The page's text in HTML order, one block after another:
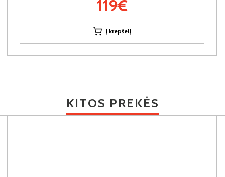
119€
Į krepšelį
KITOS PREKĖS